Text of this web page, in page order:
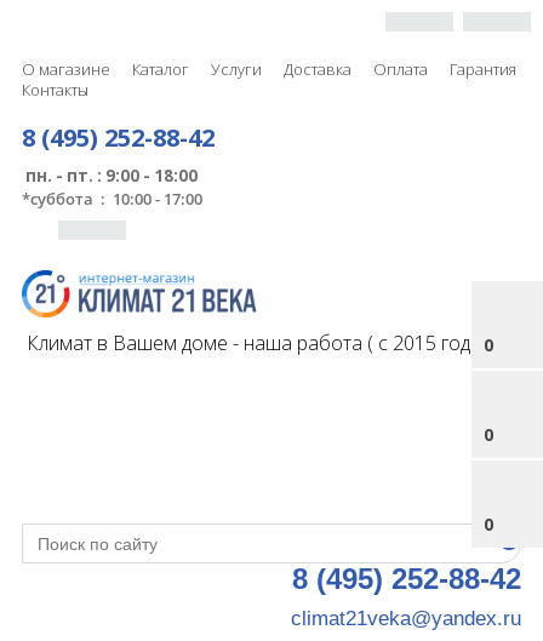
О магазине Каталог Услуги Доставка Оплата
Гарантия
Контакты
0
0
0
8 (495) 252-88-42
пн. - пт. : 9:00 - 18:00
*суббота : 10:00 - 17:00
Климат в Вашем доме - наша работа ( с 2015 года )
8 (495) 252-88-42
climat21veka@yandex.ru